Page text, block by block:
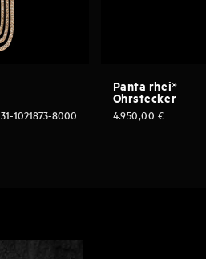
31-1021873-8000
Panta rhei®
Ohrstecker
4.950,00 €